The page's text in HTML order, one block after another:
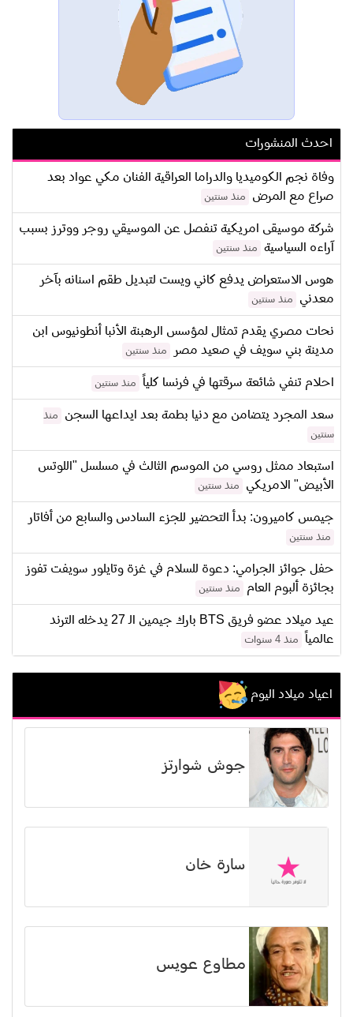
احدث المنشورات
وفاة نجم الكوميديا والدراما العراقية الفنان مكي عواد بعد
صراع مع المرض
منذ سنتين
شركة موسيقى امريكية تنفصل عن الموسيقي روجر ووترز بسبب
آراءه السياسية
منذ سنتين
هوس الاستعراض يدفع كاني ويست لتبديل طقم اسنانه بآخر
معدني
منذ سنتين
نحات مصري يقدم تمثال لمؤسس الرهبنة الأنبا أنطونيوس ابن
مدينة بني سويف في صعيد مصر
منذ سنتين
احلام تنفي شائعة سرقتها في فرنسا كلياً منذ سنتين
سعد المجرد يتضامن مع دنيا بطمة بعد ايداعها السجن
منذ
سنتين
استبعاد ممثل روسي من الموسم الثالث في مسلسل "اللوتس
الأبيض" الامريكي
منذ سنتين
جيمس كاميرون: بدأ التحضير للجزء السادس والسابع من أفاتار
منذ سنتين
حفل جوائز الجرامي: دعوة للسلام في غزة وتايلور سويفت تفوز
بجائزة ألبوم العام
منذ سنتين
عيد ميلاد عضو فريق BTS بارك جيمين الـ 27 يدخله الترند
عالمياً
منذ 4 سنوات
اعياد ميلاد اليوم
جوش شوارتز
سارة خان
مطاوع عويس